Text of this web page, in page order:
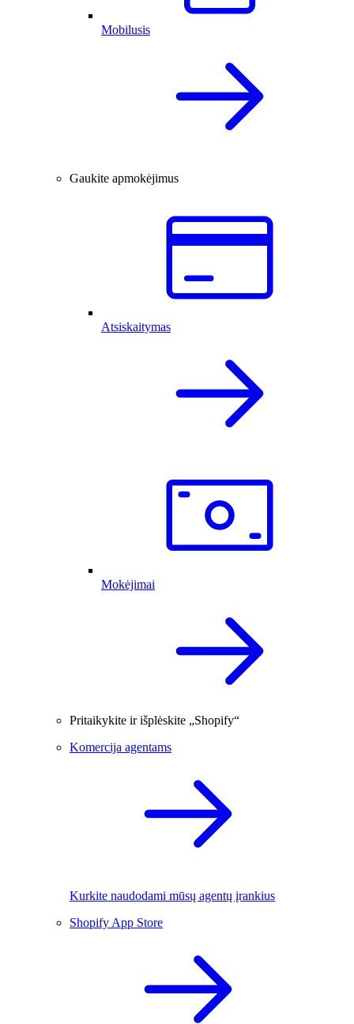
Mobilusis
Gaukite apmokėjimus
Atsiskaitymas
Mokėjimai
Pritaikykite ir išplėskite „Shopify“
Komercija agentams
Kurkite naudodami mūsų agentų įrankius
Shopify App Store